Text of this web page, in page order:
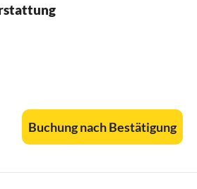
Buchung nach Bestätigung